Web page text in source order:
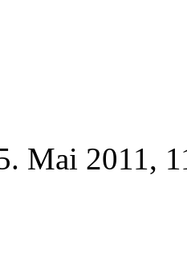
Mai 2011,